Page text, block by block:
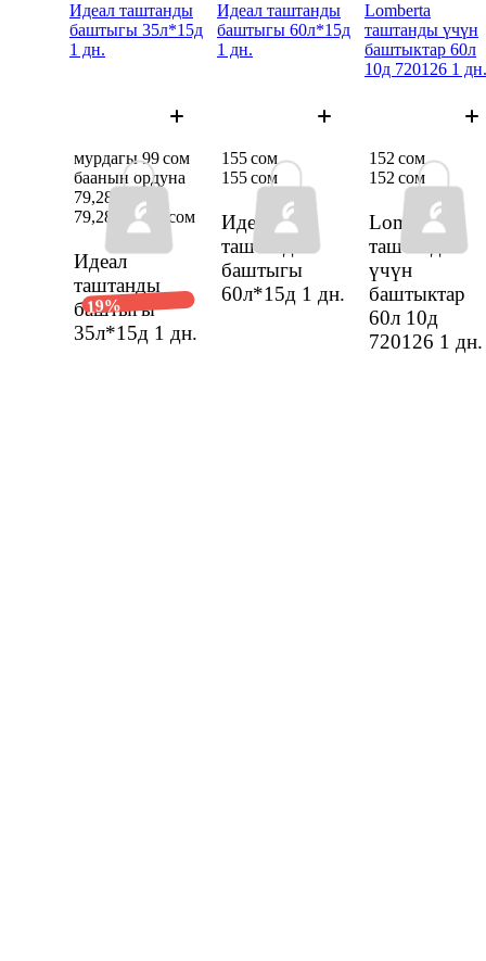
Идеал таштанды
баштыгы 35л*15д
1 дн.
Идеал
таштанды
баштыгы
35л*15д 1 дн.
мурдагы 99 сом
баанын ордуна
79,28 сом
79,28 сом
99 сом
19%
Идеал таштанды
баштыгы 60л*15д
1 дн.
Идеал
таштанды
баштыгы
60л*15д 1 дн.
155 сом
155 сом
Lomberta
таштанды үчүн
баштыктар 60л
10д 720126 1 дн.
Lomberta
таштанды
үчүн
баштыктар
60л 10д
720126 1 дн.
152 сом
152 сом